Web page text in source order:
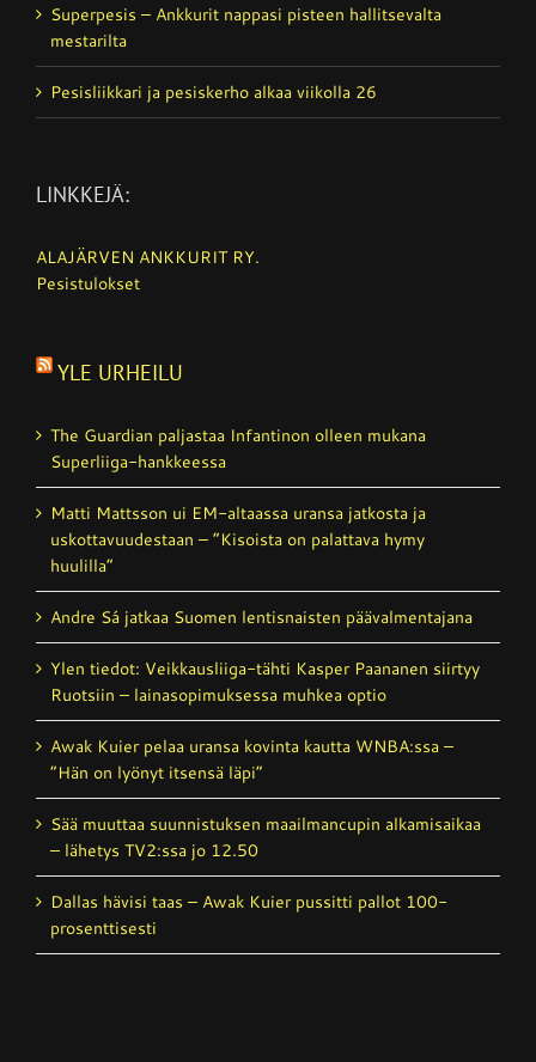
Superpesis – Ankkurit nappasi pisteen hallitsevalta
mestarilta
Pesisliikkari ja pesiskerho alkaa viikolla 26
LINKKEJÄ:
ALAJÄRVEN ANKKURIT RY.
Pesistulokset
YLE URHEILU
The Guardian paljastaa Infantinon olleen mukana
Superliiga-hankkeessa
Matti Mattsson ui EM-altaassa uransa jatkosta ja
uskottavuudestaan – ”Kisoista on palattava hymy
huulilla”
Andre Sá jatkaa Suomen lentisnaisten päävalmentajana
Ylen tiedot: Veikkausliiga-tähti Kasper Paananen siirtyy
Ruotsiin – lainasopimuksessa muhkea optio
Awak Kuier pelaa uransa kovinta kautta WNBA:ssa –
”Hän on lyönyt itsensä läpi”
Sää muuttaa suunnistuksen maailmancupin alkamisaikaa
– lähetys TV2:ssa jo 12.50
Dallas hävisi taas – Awak Kuier pussitti pallot 100-
prosenttisesti